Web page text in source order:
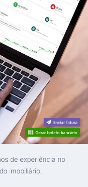
de experiência no
imobiliário.